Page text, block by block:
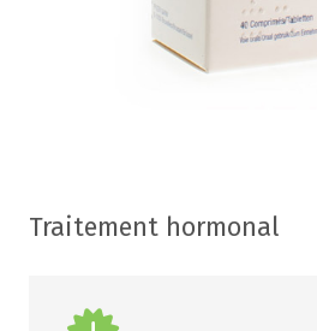
Traitement hormonal